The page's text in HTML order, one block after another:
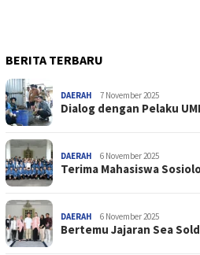
BERITA TERBARU
DAERAH 7 November 2025
Dialog dengan Pelaku
DAERAH 6 November 2025
Terima Mahasiswa
DAERAH 6 November 2025
Bertemu Jajaran Sea